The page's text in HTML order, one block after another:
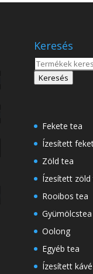
Keresés
Keresés
Keresés
Fekete tea
Ízesített
Zöld tea
Ízesített zöld
Rooibos tea
Gyümölcstea
Oolong
Egyéb tea
Ízesített kávé